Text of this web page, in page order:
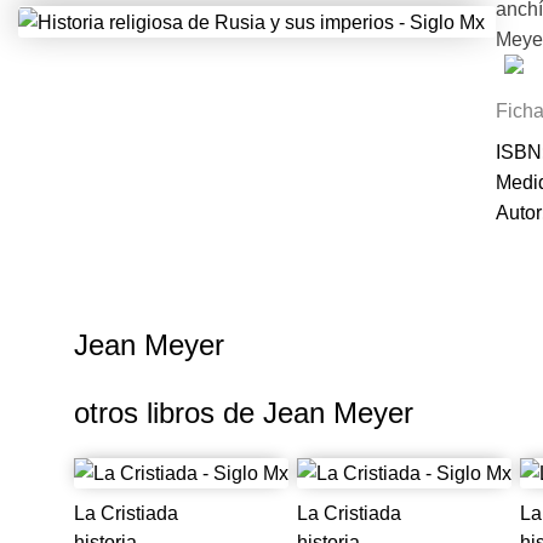
se
Jean Meyer
otros libros de Jean Meyer
La Cristiada
La Cristiada